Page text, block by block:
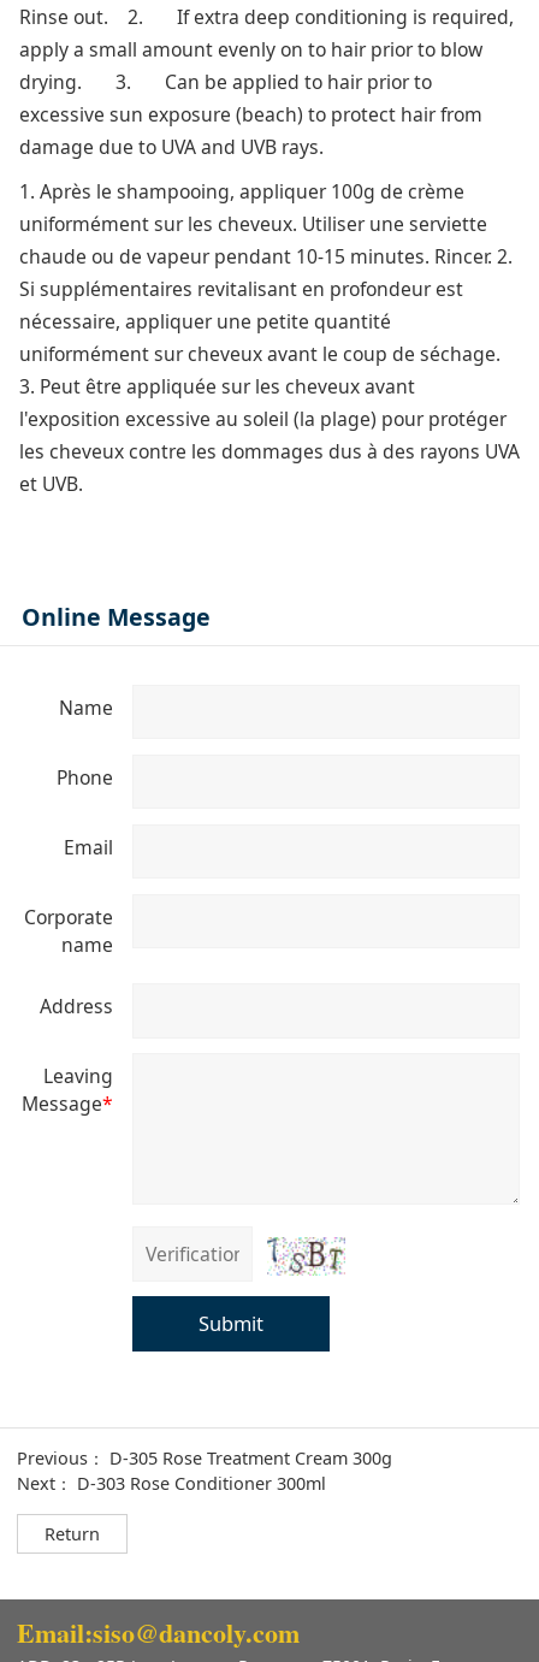
Rinse out. 2. If extra deep conditioning is required,
apply a small amount evenly on to hair prior to blow
drying. 3. Can be applied to hair prior to
excessive sun exposure (beach) to protect hair from
damage due to UVA and UVB rays.
1. Après le shampooing, appliquer 100g de crème
uniformément sur les cheveux. Utiliser une serviette
chaude ou de vapeur pendant 10-15 minutes. Rincer. 2.
Si supplémentaires revitalisant en profondeur est
nécessaire, appliquer une petite quantité
uniformément sur cheveux avant le coup de séchage.
3. Peut être appliquée sur les cheveux avant
l'exposition excessive au soleil (la plage) pour protéger
les cheveux contre les dommages dus à des rayons UVA
et UVB.
Online Message
Name
Phone
Email
Corporate
name
Address
Leaving
Message*
Submit
Previous： D-305 Rose Treatment Cream 300g
Next： D-303 Rose Conditioner 300ml
Return
Email:siso@dancoly.com